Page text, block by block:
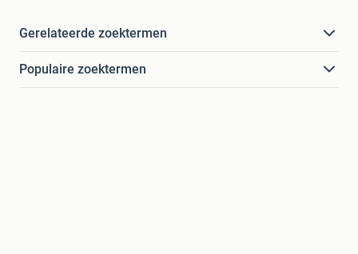
Gerelateerde zoektermen
Populaire zoektermen